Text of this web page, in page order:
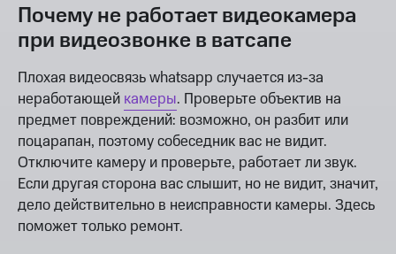
Почему не работает видеокамера
при видеозвонке в ватсапе
Плохая видеосвязь whatsapp случается из-за
неработающей камеры. Проверьте объектив на
предмет повреждений: возможно, он разбит или
поцарапан, поэтому собеседник вас не видит.
Отключите камеру и проверьте, работает ли звук.
Если другая сторона вас слышит, но не видит, значит,
дело действительно в неисправности камеры. Здесь
поможет только ремонт.